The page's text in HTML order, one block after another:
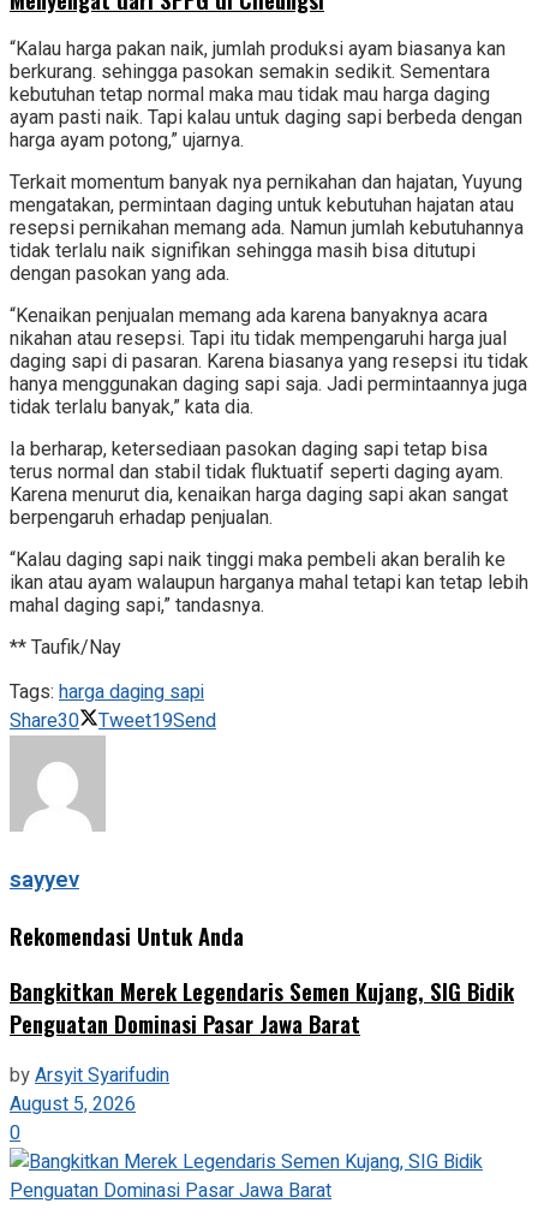
“Kalau harga pakan naik, jumlah produksi ayam biasanya kan
berkurang. sehingga pasokan semakin sedikit. Sementara
kebutuhan tetap normal maka mau tidak mau harga daging
ayam pasti naik. Tapi kalau untuk daging sapi berbeda dengan
harga ayam potong,” ujarnya.
Terkait momentum banyak nya pernikahan dan hajatan, Yuyung
mengatakan, permintaan daging untuk kebutuhan hajatan atau
resepsi pernikahan memang ada. Namun jumlah kebutuhannya
tidak terlalu naik signifikan sehingga masih bisa ditutupi
dengan pasokan yang ada.
“Kenaikan penjualan memang ada karena banyaknya acara
nikahan atau resepsi. Tapi itu tidak mempengaruhi harga jual
daging sapi di pasaran. Karena biasanya yang resepsi itu tidak
hanya menggunakan daging sapi saja. Jadi permintaannya juga
tidak terlalu banyak,” kata dia.
Ia berharap, ketersediaan pasokan daging sapi tetap bisa
terus normal dan stabil tidak fluktuatif seperti daging ayam.
Karena menurut dia, kenaikan harga daging sapi akan sangat
berpengaruh erhadap penjualan.
“Kalau daging sapi naik tinggi maka pembeli akan beralih ke
ikan atau ayam walaupun harganya mahal tetapi kan tetap lebih
mahal daging sapi,” tandasnya.
** Taufik/Nay
Tags: harga daging sapi
Share30 Tweet19Send
sayyev
Rekomendasi Untuk Anda
‎Bangkitkan Merek Legendaris Semen Kujang, SIG Bidik
Penguatan Dominasi Pasar Jawa Barat
byArsyit Syarifudin
August 5, 2026
0